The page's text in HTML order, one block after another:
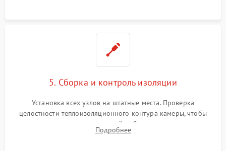
5. Сборка и контроль изоляции
Установка всех узлов на штатные места. Проверка
целостности теплоизоляционного контура камеры, чтобы
исключить перегрев кухонной мебели и потерю тепла.
Надежная фиксация клемм и сборка корпуса шкафа.
Подробнее